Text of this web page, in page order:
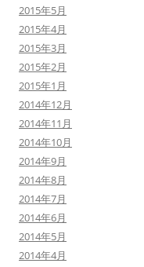
2015年5月
2015年4月
2015年3月
2015年2月
2015年1月
2014年12月
2014年11月
2014年10月
2014年9月
2014年8月
2014年7月
2014年6月
2014年5月
2014年4月